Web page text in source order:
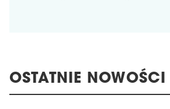
OSTATNIE NOWOŚCI